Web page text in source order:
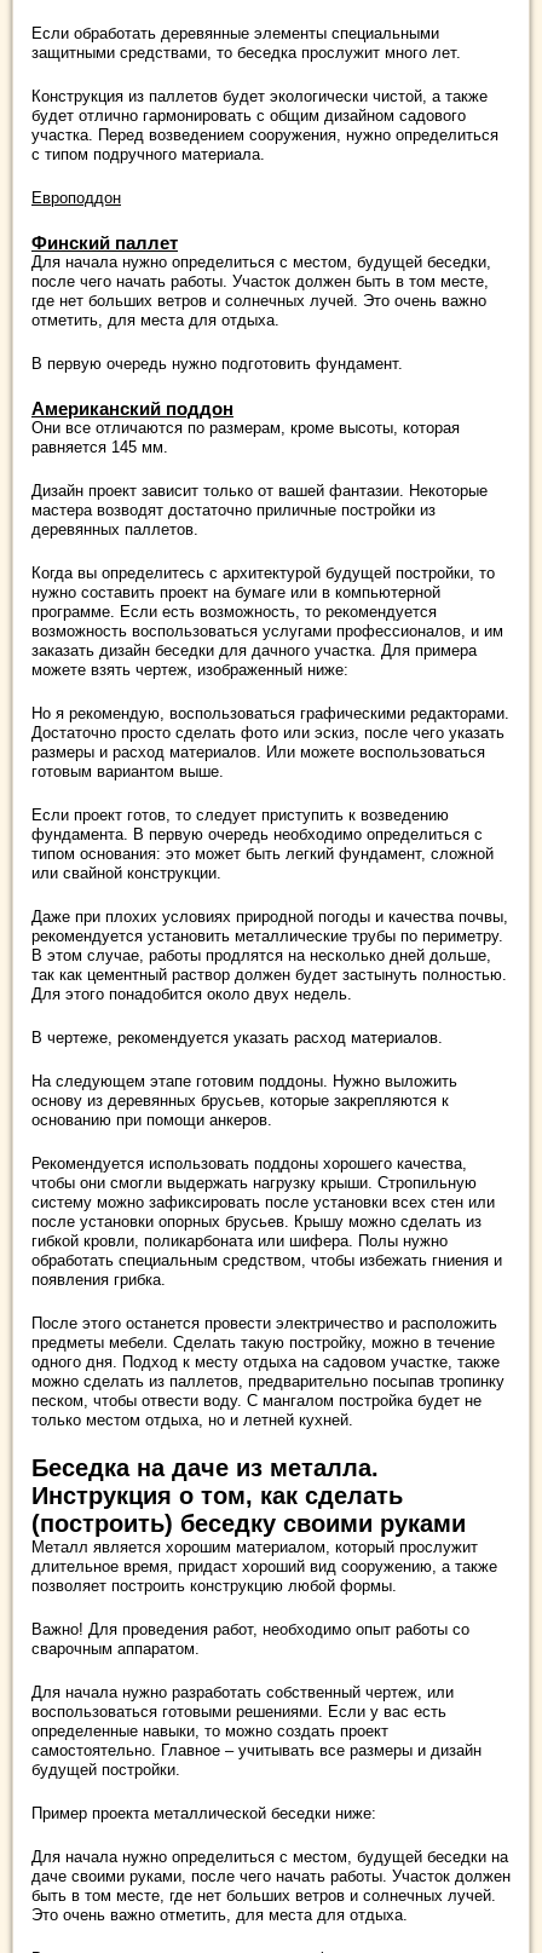
Если обработать деревянные элементы специальными
защитными средствами, то беседка прослужит много лет.
Конструкция из паллетов будет экологически чистой, а также
будет отлично гармонировать с общим дизайном садового
участка. Перед возведением сооружения, нужно определиться
с типом подручного материала.
Европоддон
Финский паллет
Для начала нужно определиться с местом, будущей беседки,
после чего начать работы. Участок должен быть в том месте,
где нет больших ветров и солнечных лучей. Это очень важно
отметить, для места для отдыха.
В первую очередь нужно подготовить фундамент.
Американский поддон
Они все отличаются по размерам, кроме высоты, которая
равняется 145 мм.
Дизайн проект зависит только от вашей фантазии. Некоторые
мастера возводят достаточно приличные постройки из
деревянных паллетов.
Когда вы определитесь с архитектурой будущей постройки, то
нужно составить проект на бумаге или в компьютерной
программе. Если есть возможность, то рекомендуется
возможность воспользоваться услугами профессионалов, и им
заказать дизайн беседки для дачного участка. Для примера
можете взять чертеж, изображенный ниже:
Но я рекомендую, воспользоваться графическими редакторами.
Достаточно просто сделать фото или эскиз, после чего указать
размеры и расход материалов. Или можете воспользоваться
готовым вариантом выше.
Если проект готов, то следует приступить к возведению
фундамента. В первую очередь необходимо определиться с
типом основания: это может быть легкий фундамент, сложной
или свайной конструкции.
Даже при плохих условиях природной погоды и качества почвы,
рекомендуется установить металлические трубы по периметру.
В этом случае, работы продлятся на несколько дней дольше,
так как цементный раствор должен будет застынуть полностью.
Для этого понадобится около двух недель.
В чертеже, рекомендуется указать расход материалов.
На следующем этапе готовим поддоны. Нужно выложить
основу из деревянных брусьев, которые закрепляются к
основанию при помощи анкеров.
Рекомендуется использовать поддоны хорошего качества,
чтобы они смогли выдержать нагрузку крыши. Стропильную
систему можно зафиксировать после установки всех стен или
после установки опорных брусьев. Крышу можно сделать из
гибкой кровли, поликарбоната или шифера. Полы нужно
обработать специальным средством, чтобы избежать гниения и
появления грибка.
После этого останется провести электричество и расположить
предметы мебели. Сделать такую постройку, можно в течение
одного дня. Подход к месту отдыха на садовом участке, также
можно сделать из паллетов, предварительно посыпав тропинку
песком, чтобы отвести воду. С мангалом постройка будет не
только местом отдыха, но и летней кухней.
Беседка на даче из металла.
Инструкция о том, как сделать
(построить) беседку своими руками
Металл является хорошим материалом, который прослужит
длительное время, придаст хороший вид сооружению, а также
позволяет построить конструкцию любой формы.
Важно! Для проведения работ, необходимо опыт работы со
сварочным аппаратом.
Для начала нужно разработать собственный чертеж, или
воспользоваться готовыми решениями. Если у вас есть
определенные навыки, то можно создать проект
самостоятельно. Главное – учитывать все размеры и дизайн
будущей постройки.
Пример проекта металлической беседки ниже:
Для начала нужно определиться с местом, будущей беседки на
даче своими руками, после чего начать работы. Участок должен
быть в том месте, где нет больших ветров и солнечных лучей.
Это очень важно отметить, для места для отдыха.